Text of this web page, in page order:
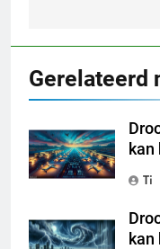
Gerelateerd
kan
Ti
kan